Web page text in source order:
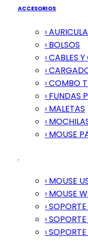
ACCESORIOS
›
› BOLSOS
› CABLES
›
› COMBO
› FUNDAS
› MALETAS
›
› MOUSE
› MOUSE
› MOUSE
›
›
›